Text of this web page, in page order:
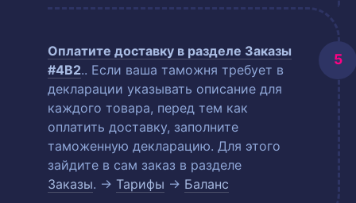
Оплатите доставку в разделе Заказы
#4B2.. Если ваша таможня требует в
декларации указывать описание для
каждого товара, перед тем как
оплатить доставку, заполните
таможенную декларацию. Для этого
зайдите в сам заказ в разделе
Заказы. → Тарифы → Баланс